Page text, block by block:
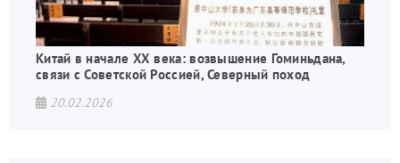
Китай в начале XX века: возвышение Гоминьдана,
связи с Советской Россией, Северный поход
20.02.2026